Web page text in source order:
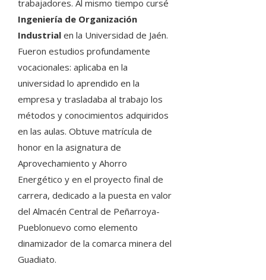
trabajadores. Al mismo tiempo cursé
Ingeniería de Organización
Industrialen la Universidad de Jaén.
Fueron estudios profundamente
vocacionales: aplicaba en la
universidad lo aprendido en la
empresa y trasladaba al trabajo los
métodos y conocimientos adquiridos
en las aulas. Obtuve matrícula de
honor en la asignatura de
Aprovechamiento y Ahorro
Energético y en el proyecto final de
carrera, dedicado a la puesta en valor
del Almacén Central de Peñarroya-
Pueblonuevo como elemento
dinamizador de la comarca minera del
Guadiato.